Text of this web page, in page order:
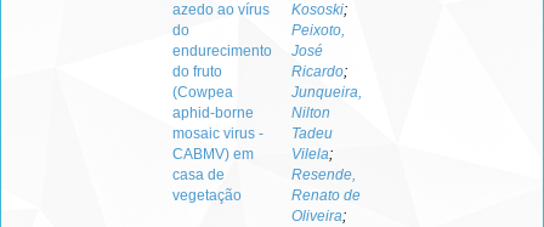
azedo ao vírus
do
endurecimento
do fruto
(Cowpea
aphid-borne
mosaic virus -
CABMV) em
casa de
vegetação
Kososki;
Peixoto,
José
Ricardo;
Junqueira,
Nilton
Tadeu
Vilela;
Resende,
Renato de
Oliveira;